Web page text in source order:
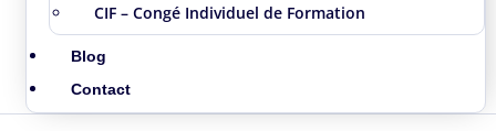
CIF – Congé Individuel de Formation
Blog
Contact